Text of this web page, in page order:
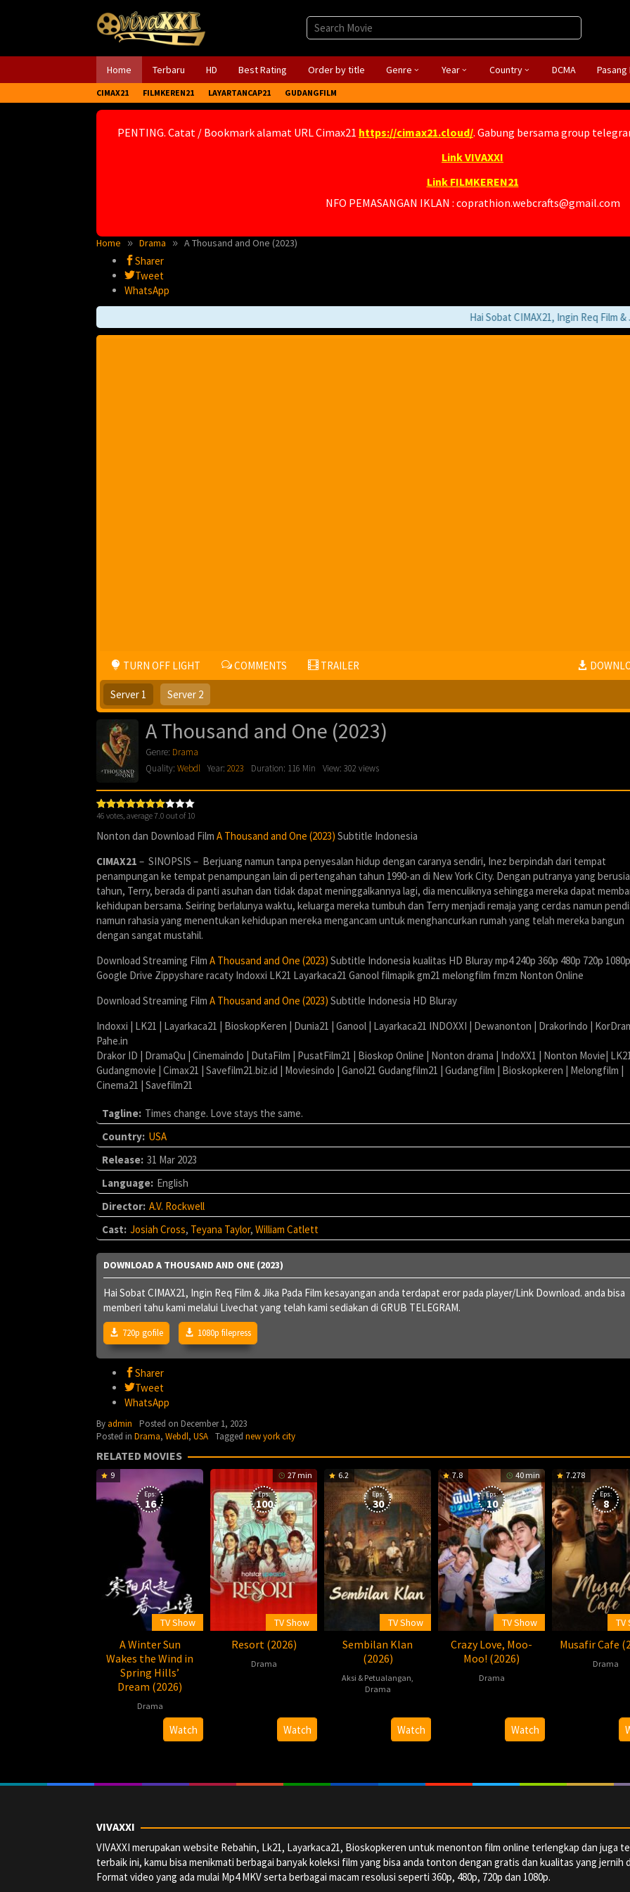
Home Terbaru HD Best Rating Order by title Genre Year Country DCMA Pasang
CIMAX21 FILMKEREN21 LAYARTANCAP21 GUDANGFILM
PENTING. Catat / Bookmark alamat URL Cimax21 https://cimax21.cloud/ . Gabung bersama group
Link VIVAXXI
Link FILMKEREN21
NFO PEMASANGAN IKLAN : coprathion.webcrafts@gmail.com
Home Drama A Thousand and One (2023)
Sharer
Tweet
WhatsApp
Hai Sobat CIMAX21, Ingin Req Film &
TURN OFF LIGHT COMMENTS TRAILER
Server 1 Server 2
A Thousand and One (2023)
Genre: Drama
Quality: Webdl Year: 2023 Duration: 116 Min View: 302 views
46 votes, average7.0 out of 10
Nonton dan Download Film A Thousand and One (2023) Subtitle Indonesia
CIMAX21 – SINOPSIS – Berjuang namun tanpa penyesalan hidup dengan caranya sendiri, Inez berpindah dari tempat
penampungan ke tempat penampungan lain di pertengahan tahun 1990-an di New York City. Dengan putranya yang
tahun, Terry, berada di panti asuhan dan tidak dapat meninggalkannya lagi, dia menculiknya sehingga mereka dapat
kehidupan bersama. Seiring berlalunya waktu, keluarga mereka tumbuh dan Terry menjadi remaja yang cerdas namun
namun rahasia yang menentukan kehidupan mereka mengancam untuk menghancurkan rumah yang telah mereka bangun
dengan sangat mustahil.
Download Streaming Film A Thousand and One (2023) Subtitle Indonesia kualitas HD Bluray mp4 240p 360p 480p 720p 1080p
Google Drive Zippyshare racaty Indoxxi LK21 Layarkaca21 Ganool filmapik gm21 melongfilm fmzm Nonton Online
Download Streaming Film A Thousand and One (2023) Subtitle Indonesia HD Bluray
Indoxxi | LK21 | Layarkaca21 | BioskopKeren | Dunia21 | Ganool | Layarkaca21 INDOXXI | Dewanonton | DrakorIndo |
Pahe.in
Drakor ID | DramaQu | Cinemaindo | DutaFilm | PusatFilm21 | Bioskop Online | Nonton drama | IndoXX1 | Nonton Movie|
Gudangmovie | Cimax21 | Savefilm21.biz.id | Moviesindo | Ganol21 Gudangfilm21 | Gudangfilm | Bioskopkeren | Melongfilm |
Cinema21 | Savefilm21
Tagline: Times change. Love stays the same.
Country: USA
Release: 31 Mar 2023
Language: English
Director: A.V. Rockwell
Cast: Josiah Cross, Teyana Taylor, William Catlett
DOWNLOAD A THOUSAND AND ONE (2023)
Hai Sobat CIMAX21, Ingin Req Film & Jika Pada Film kesayangan anda terdapat eror pada player/Link Download. anda bisa
memberi tahu kami melalui Livechat yang telah kami sediakan di GRUB TELEGRAM.
720p gofile 1080p filepress
Sharer
Tweet
WhatsApp
By admin Posted on December 1, 2023
Posted in Drama, Webdl, USA Tagged new york city
RELATED MOVIES
9
Eps:
16
TV Show
A Winter Sun
Wakes the Wind in
Spring Hills’
Dream (2026)
Drama
2026-
LizzyWatch
27 min
Eps:
100
TV Show
Resort (2026)
Drama
Watch
6.2
Eps:
30
TV Show
Sembilan Klan
(2026)
Aksi & Petualangan,
Drama
Watch
7.8 40 min
Eps:
10
TV Show
Crazy Love, Moo-
Moo! (2026)
Drama
Sowsrion
Watch
7.278
Eps:
8
TV
Musafir Cafe
Drama
VIVAXXI
VIVAXXI merupakan website Rebahin, Lk21, Layarkaca21, Bioskopkeren untuk menonton film online terlengkap dan juga
terbaik ini, kamu bisa menikmati berbagai banyak koleksi film yang bisa anda tonton dengan gratis dan kualitas yang jernih
Format video yang ada mulai Mp4 MKV serta berbagai macam resolusi seperti 360p, 480p, 720p dan 1080p.